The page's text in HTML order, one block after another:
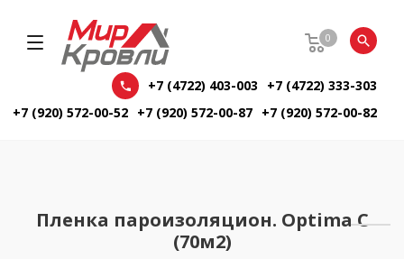
0
+7 (4722) 403-003
+7 (4722) 333-303
+7 (920) 572-00-52 +7 (920) 572-00-87 +7 (920) 572-00-82
Пленка пароизоляцион. Optima C
(70м2)